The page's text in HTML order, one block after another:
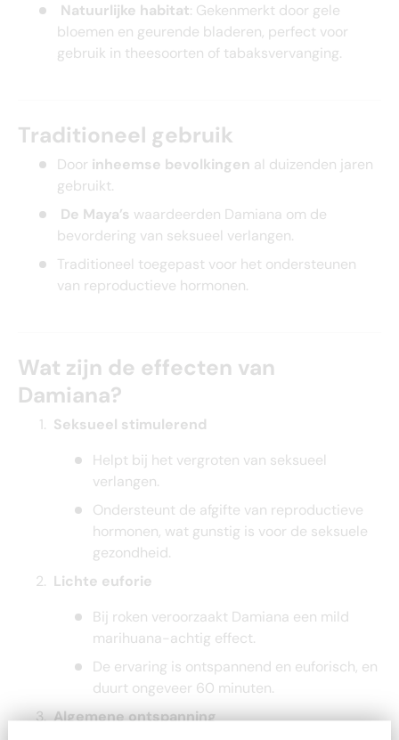
Natuurlijke habitat: Gekenmerkt door gele
bloemen en geurende bladeren, perfect voor
gebruik in theesoorten of tabaksvervanging.
Traditioneel gebruik
Door inheemse bevolkingen al duizenden jaren
gebruikt.
De Maya’s waardeerden Damiana om de
bevordering van seksueel verlangen.
Traditioneel toegepast voor het ondersteunen
van reproductieve hormonen.
Wat zijn de effecten van
Damiana?
Seksueel stimulerend
Helpt bij het vergroten van seksueel
verlangen.
Ondersteunt de afgifte van reproductieve
hormonen, wat gunstig is voor de seksuele
gezondheid.
Lichte euforie
Bij roken veroorzaakt Damiana een mild
marihuana-achtig effect.
De ervaring is ontspannend en euforisch, en
duurt ongeveer 60 minuten.
Algemene ontspanning